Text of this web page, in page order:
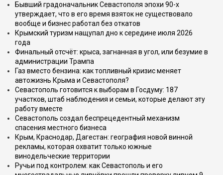
Бывший градоначальник Севастополя эпохи 90-х
утверждает, что в его время взяток не существовало
вообще и бизнес работал без откатов
Крымский туризм нащупал дно к середине июля 2026
года
Финальный отсчёт: крыса, загнанная в угол, или безумие в
администрации Трампа
Газ вместо бензина: как топливный кризис меняет
автожизнь Крыма и Севастополя?
Севастополь готовится к выборам в Госдуму: 187
участков, штаб наблюдения и семьи, которые делают эту
работу вместе
Севастополь создал беспрецедентный механизм
спасения местного бизнеса
Крым, Краснодар, Дагестан: география новой винной
рекламы, которая охватит только южные
винодельческие территории
Ручьи под контролем: как Севастополь и его